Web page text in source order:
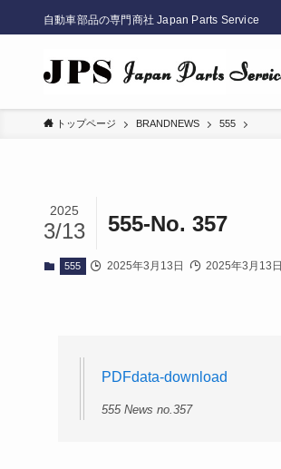
自動車部品の専門商社 Japan Parts Service
トップページ BRANDNEWS 555
555-No. 357
2025
3/13
555 2025年3月13日 2025年3月13日
PDFdata-download
555 News no.357